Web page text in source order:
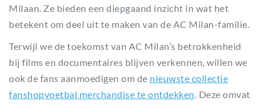
Milaan. Ze bieden een diepgaand inzicht in wat het
betekent om deel uit te maken van de AC Milan-familie.
Terwijl we de toekomst van AC Milan’s betrokkenheid
bij films en documentaires blijven verkennen, willen we
ook de fans aanmoedigen om de nieuwste collectie
fanshopvoetbal merchandise te ontdekken. Deze omvat